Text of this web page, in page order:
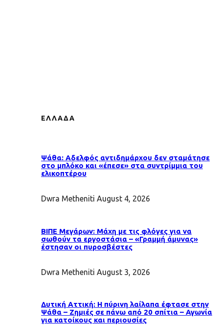
ΕΛΛΑΔΑ
Ψάθα: Αδελφός αντιδημάρχου δεν σταμάτησε
στο μπλόκο και «έπεσε» στα συντρίμμια του
ελικοπτέρου
Dwra Metheniti August 4, 2026
ΒΙΠΕ Μεγάρων: Μάχη με τις φλόγες για να
σωθούν τα εργοστάσια – «Γραμμή άμυνας»
έστησαν οι πυροσβέστες
Dwra Metheniti August 3, 2026
Δυτική Αττική: Η πύρινη λαίλαπα έφτασε στην
Ψάθα – Ζημιές σε πάνω από 20 σπίτια – Αγωνία
για κατοίκους και περιουσίες